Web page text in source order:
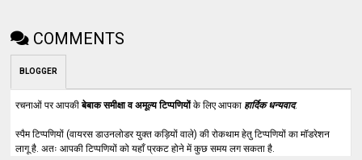
COMMENTS
BLOGGER
रचनाओं पर आपकीबेबाक समीक्षा व अमूल्य टिप्पणियोंके लिए आपका हार्दिक धन्यवाद.
स्पैम टिप्पणियों (वायरस डाउनलोडर युक्त कड़ियों वाले) की रोकथाम हेतु टिप्पणियों का मॉडरेशन
लागू है. अतः आपकी टिप्पणियों को यहाँ प्रकट होने में कुछ समय लग सकता है.